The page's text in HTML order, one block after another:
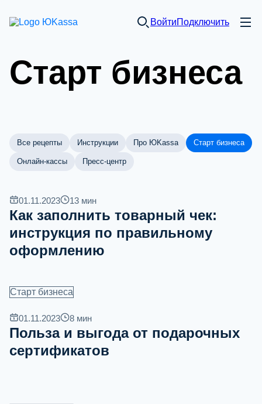
ВойтиПодключить
Старт бизнеса
Все рецепты Инструкции Про ЮKassa Старт бизнеса
Онлайн-кассы Пресс-центр
01.11.2023 13 мин
Как заполнить товарный чек:
инструкция по правильному
оформлению
Старт бизнеса
01.11.2023 8 мин
Польза и выгода от подарочных
сертификатов